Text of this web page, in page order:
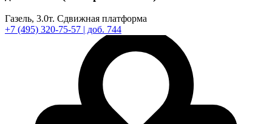
Газель, 3.0т. Сдвижная платформа
+7 (495) 320-75-57 | доб. 744